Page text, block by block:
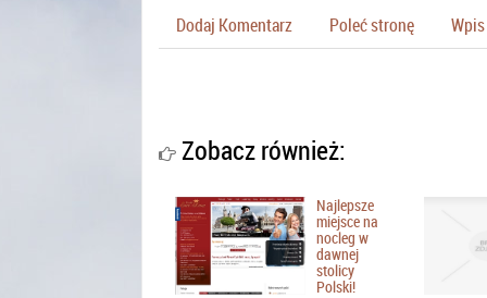
Dodaj Komentarz Poleć stronę
Zobacz również:
Najlepsze
miejsce na
nocleg w
dawnej
stolicy
Polski!